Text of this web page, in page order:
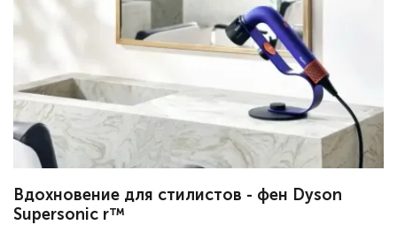
Вдохновение для стилистов - фен Dyson
Supersonic r™